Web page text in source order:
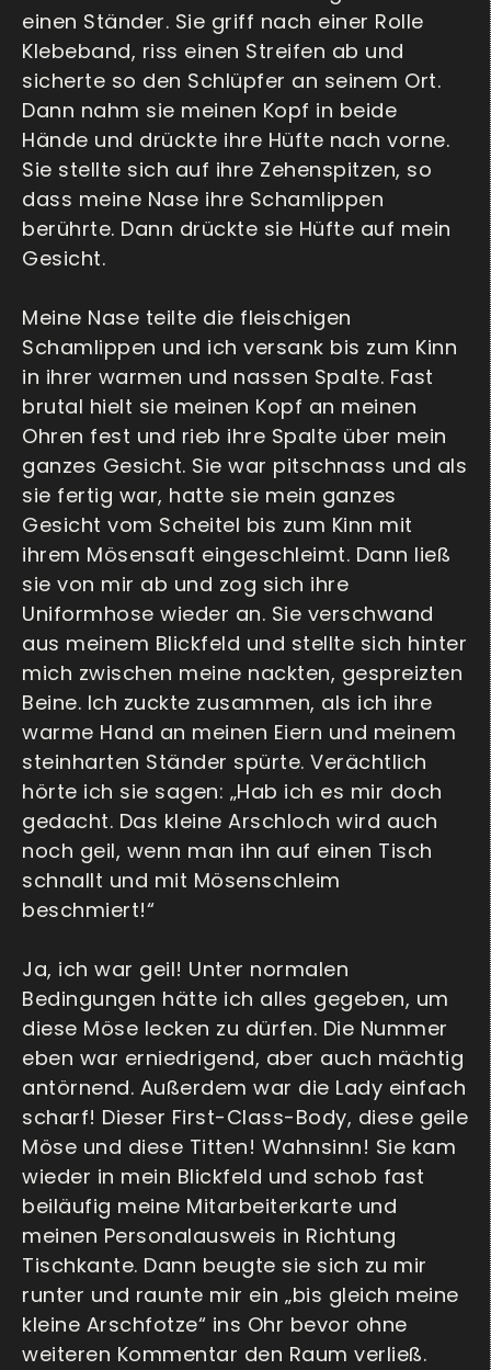
einen Ständer. Sie griff nach einer Rolle
Klebeband, riss einen Streifen ab und
sicherte so den Schlüpfer an seinem Ort.
Dann nahm sie meinen Kopf in beide
Hände und drückte ihre Hüfte nach vorne.
Sie stellte sich auf ihre Zehenspitzen, so
dass meine Nase ihre Schamlippen
berührte. Dann drückte sie Hüfte auf mein
Gesicht.
Meine Nase teilte die fleischigen
Schamlippen und ich versank bis zum Kinn
in ihrer warmen und nassen Spalte. Fast
brutal hielt sie meinen Kopf an meinen
Ohren fest und rieb ihre Spalte über mein
ganzes Gesicht. Sie war pitschnass und als
sie fertig war, hatte sie mein ganzes
Gesicht vom Scheitel bis zum Kinn mit
ihrem Mösensaft eingeschleimt. Dann ließ
sie von mir ab und zog sich ihre
Uniformhose wieder an. Sie verschwand
aus meinem Blickfeld und stellte sich hinter
mich zwischen meine nackten, gespreizten
Beine. Ich zuckte zusammen, als ich ihre
warme Hand an meinen Eiern und meinem
steinharten Ständer spürte. Verächtlich
hörte ich sie sagen: „Hab ich es mir doch
gedacht. Das kleine Arschloch wird auch
noch geil, wenn man ihn auf einen Tisch
schnallt und mit Mösenschleim
beschmiert!“
Ja, ich war geil! Unter normalen
Bedingungen hätte ich alles gegeben, um
diese Möse lecken zu dürfen. Die Nummer
eben war erniedrigend, aber auch mächtig
antörnend. Außerdem war die Lady einfach
scharf! Dieser First-Class-Body, diese geile
Möse und diese Titten! Wahnsinn! Sie kam
wieder in mein Blickfeld und schob fast
beiläufig meine Mitarbeiterkarte und
meinen Personalausweis in Richtung
Tischkante. Dann beugte sie sich zu mir
runter und raunte mir ein „bis gleich meine
kleine Arschfotze“ ins Ohr bevor ohne
weiteren Kommentar den Raum verließ.